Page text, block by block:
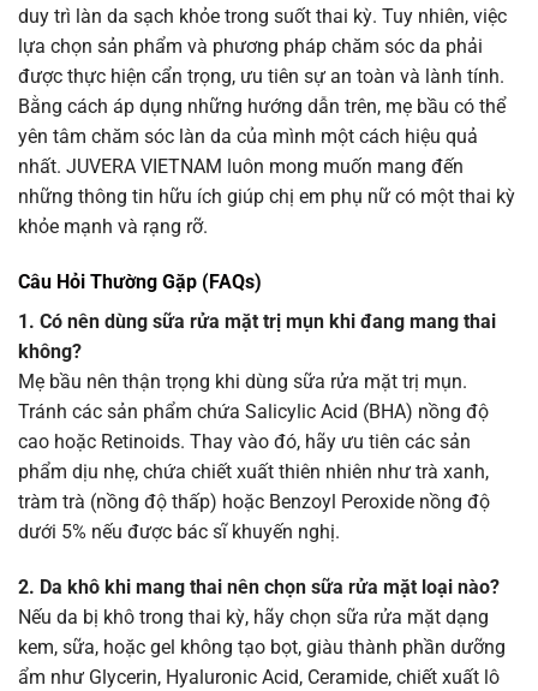
duy trì làn da sạch khỏe trong suốt thai kỳ. Tuy nhiên, việc
lựa chọn sản phẩm và phương pháp chăm sóc da phải
được thực hiện cẩn trọng, ưu tiên sự an toàn và lành tính.
Bằng cách áp dụng những hướng dẫn trên, mẹ bầu có thể
yên tâm chăm sóc làn da của mình một cách hiệu quả
nhất. JUVERA VIETNAM luôn mong muốn mang đến
những thông tin hữu ích giúp chị em phụ nữ có một thai kỳ
khỏe mạnh và rạng rỡ.
Câu Hỏi Thường Gặp (FAQs)
1. Có nên dùng sữa rửa mặt trị mụn khi đang mang thai
không?
Mẹ bầu nên thận trọng khi dùng sữa rửa mặt trị mụn.
Tránh các sản phẩm chứa Salicylic Acid (BHA) nồng độ
cao hoặc Retinoids. Thay vào đó, hãy ưu tiên các sản
phẩm dịu nhẹ, chứa chiết xuất thiên nhiên như trà xanh,
tràm trà (nồng độ thấp) hoặc Benzoyl Peroxide nồng độ
dưới 5% nếu được bác sĩ khuyến nghị.
2. Da khô khi mang thai nên chọn sữa rửa mặt loại nào?
Nếu da bị khô trong thai kỳ, hãy chọn sữa rửa mặt dạng
kem, sữa, hoặc gel không tạo bọt, giàu thành phần dưỡng
ẩm như Glycerin, Hyaluronic Acid, Ceramide, chiết xuất lô